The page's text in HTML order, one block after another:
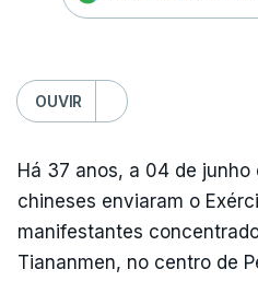
OUVIR
Há 37 anos, a 04 de junho
chineses enviaram o
manifestantes
Tiananmen, no centro de